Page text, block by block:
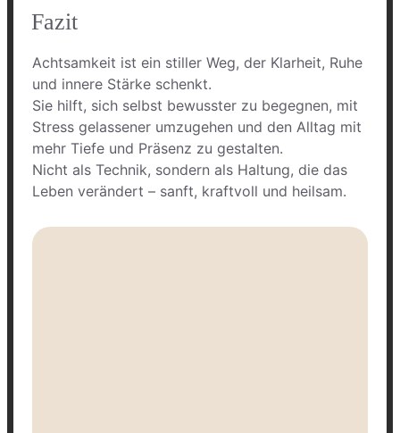
Fazit
Achtsamkeit ist ein stiller Weg, der Klarheit, Ruhe
und innere Stärke schenkt.
Sie hilft, sich selbst bewusster zu begegnen, mit
Stress gelassener umzugehen und den Alltag mit
mehr Tiefe und Präsenz zu gestalten.
Nicht als Technik, sondern als Haltung, die das
Leben verändert – sanft, kraftvoll und heilsam.